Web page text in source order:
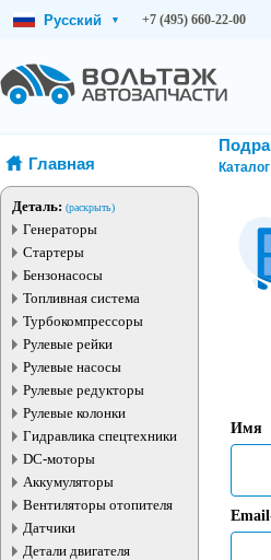
Русский ▾ +7 (495) 660-22-00
Главная
Деталь: (раскрыть)
Генераторы
Стартеры
Бензонасосы
Топливная система
Турбокомпрессоры
Рулевые рейки
Рулевые насосы
Рулевые редукторы
Рулевые колонки
Гидравлика спецтехники
DC-моторы
Аккумуляторы
Вентиляторы отопителя
Датчики
Детали двигателя
Каталог
Имя